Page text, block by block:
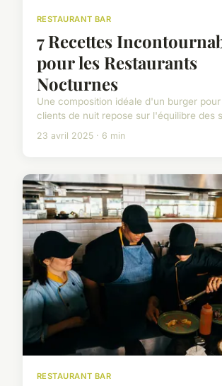
RESTAURANT BAR
7 Recettes
pour les Restaurants
Nocturnes
Une composition idéale d'un burger
clients de nuit repose sur l'équilibre des
23 avril 2025 · 6 min
RESTAURANT BAR